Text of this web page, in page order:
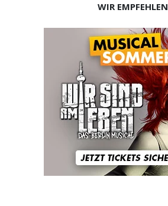
WIR EMPFEHLEN